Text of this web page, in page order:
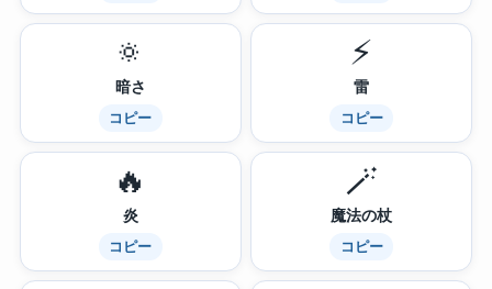
🔅
暗さ
コピー
⚡
雷
コピー
🔥
炎
コピー
🪄
魔法の杖
コピー